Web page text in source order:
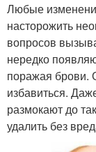
Любые
насторожить
вопросов
нередко
поражая брови.
избавиться.
размокают до
удалить без